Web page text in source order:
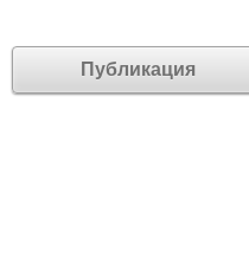
Публикация